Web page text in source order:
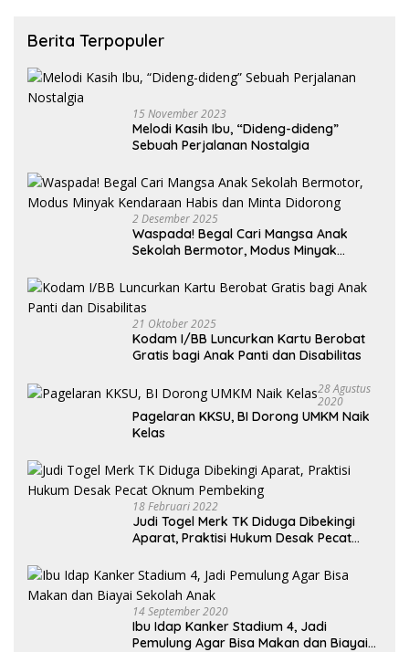
Berita Terpopuler
15 November 2023
Melodi Kasih Ibu, “Dideng-dideng”
Sebuah Perjalanan Nostalgia
2 Desember 2025
Waspada! Begal Cari Mangsa Anak
Sekolah Bermotor, Modus Minyak
21 Oktober 2025
Kodam I/BB Luncurkan Kartu Berobat
Gratis bagi Anak Panti dan Disabilitas
28 Agustus
2020
Pagelaran KKSU, BI Dorong UMKM Naik
Kelas
18 Februari 2022
Judi Togel Merk TK Diduga Dibekingi
Aparat, Praktisi Hukum Desak Pecat
14 September 2020
Ibu Idap Kanker Stadium 4, Jadi
Pemulung Agar Bisa Makan dan Biayai